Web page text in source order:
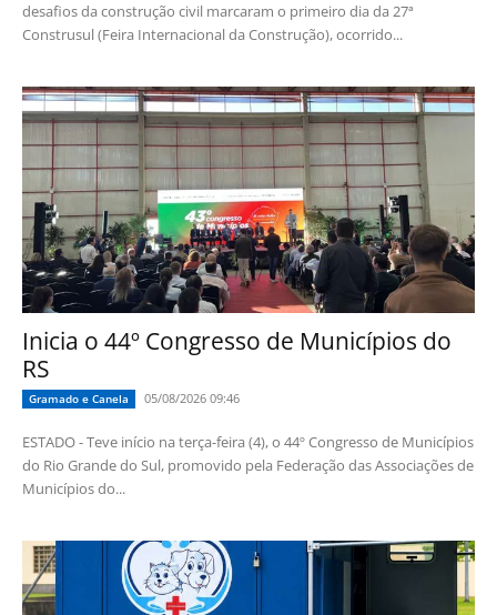
desafios da construção civil marcaram o primeiro dia da 27ª
Construsul (Feira Internacional da Construção), ocorrido...
Inicia o 44º Congresso de Municípios do
RS
Gramado e Canela 05/08/2026 09:46
ESTADO - Teve início na terça-feira (4), o 44º Congresso de Municípios
do Rio Grande do Sul, promovido pela Federação das Associações de
Municípios do...